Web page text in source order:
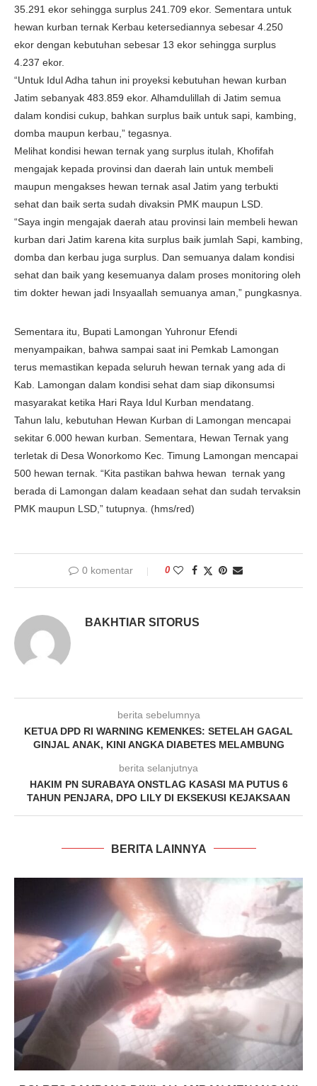
35.291 ekor sehingga surplus 241.709 ekor. Sementara untuk
hewan kurban ternak Kerbau ketersediannya sebesar 4.250
ekor dengan kebutuhan sebesar 13 ekor sehingga surplus
4.237 ekor.
“Untuk Idul Adha tahun ini proyeksi kebutuhan hewan kurban
Jatim sebanyak 483.859 ekor. Alhamdulillah di Jatim semua
dalam kondisi cukup, bahkan surplus baik untuk sapi, kambing,
domba maupun kerbau,” tegasnya.
Melihat kondisi hewan ternak yang surplus itulah, Khofifah
mengajak kepada provinsi dan daerah lain untuk membeli
maupun mengakses hewan ternak asal Jatim yang terbukti
sehat dan baik serta sudah divaksin PMK maupun LSD.
“Saya ingin mengajak daerah atau provinsi lain membeli hewan
kurban dari Jatim karena kita surplus baik jumlah Sapi, kambing,
domba dan kerbau juga surplus. Dan semuanya dalam kondisi
sehat dan baik yang kesemuanya dalam proses monitoring oleh
tim dokter hewan jadi Insyaallah semuanya aman,” pungkasnya.
Sementara itu, Bupati Lamongan Yuhronur Efendi
menyampaikan, bahwa sampai saat ini Pemkab Lamongan
terus memastikan kepada seluruh hewan ternak yang ada di
Kab. Lamongan dalam kondisi sehat dam siap dikonsumsi
masyarakat ketika Hari Raya Idul Kurban mendatang.
Tahun lalu, kebutuhan Hewan Kurban di Lamongan mencapai
sekitar 6.000 hewan kurban. Sementara, Hewan Ternak yang
terletak di Desa Wonorkomo Kec. Timung Lamongan mencapai
500 hewan ternak. “Kita pastikan bahwa hewan ternak yang
berada di Lamongan dalam keadaan sehat dan sudah tervaksin
PMK maupun LSD,” tutupnya. (hms/red)
0 komentar 0
BAKHTIAR SITORUS
berita sebelumnya
KETUA DPD RI WARNING KEMENKES: SETELAH GAGAL
GINJAL ANAK, KINI ANGKA DIABETES MELAMBUNG
berita selanjutnya
HAKIM PN SURABAYA ONSTLAG KASASI MA PUTUS 6
TAHUN PENJARA, DPO LILY DI EKSEKUSI KEJAKSAAN
BERITA LAINNYA